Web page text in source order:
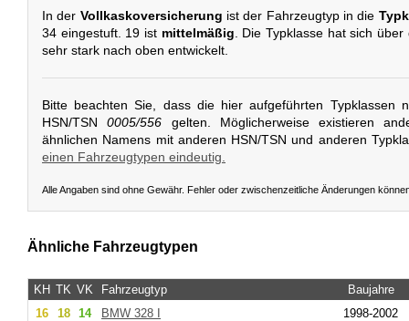
In der Vollkaskoversicherung ist der Fahrzeugtyp in die
34 eingestuft. 19 ist mittelmäßig. Die Typklasse hat sich
sehr stark nach oben entwickelt.
Bitte beachten Sie, dass die hier aufgeführten Typklassen
HSN/TSN0005/556 gelten. Möglicherweise existieren
ähnlichen Namens mit anderen HSN/TSN und anderen
einen Fahrzeugtypen eindeutig.
Alle Angaben sind ohne Gewähr. Fehler oder zwischenzeitliche Änderungen
Ähnliche Fahrzeugtypen
KH TK VK Fahrzeugtyp
Baujahre
16
18 14 BMW 328 I
1998-2002